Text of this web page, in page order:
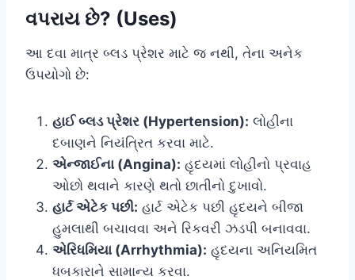
વપરાય છે? (Uses)
આ દવા માત્ર બ્લડ પ્રેશર માટે જ નથી, તેના અનેક
ઉપયોગો છે:
હાઈ બ્લડ પ્રેશર (Hypertension): લોહીના
દબાણને નિયંત્રિત કરવા માટે.
એન્જાઈના (Angina): હૃદયમાં લોહીનો પ્રવાહ
ઓછો થવાને કારણે થતો છાતીનો દુખાવો.
હાર્ટ એટેક પછી: હાર્ટ એટેક પછી હૃદયને બીજા
હુમલાથી બચાવવા અને રિકવરી ઝડપી બનાવવા.
એરિધમિયા (Arrhythmia): હૃદયના અનિયમિત
ધબકારાને સામાન્ય કરવા.